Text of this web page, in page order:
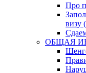
Про
визу
ОБЩАЯ